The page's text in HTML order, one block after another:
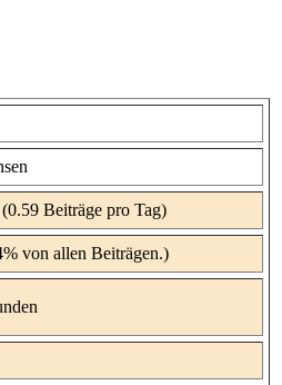
Beiträge pro Tag)
von allen Beiträgen.)